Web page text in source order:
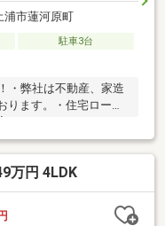
浦市蓮河原町
駐車3台
・弊社は不動産、家造
ります。・住宅ローン
ていただきます！◆経
応を心掛けておりま
せていただきま
お気軽にお問い合わせ
万円 4LDK